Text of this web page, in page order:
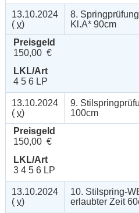
13.10.2024
( v)
8.
Kl.A* 90cm
Preisgeld
150,00 €
LKL/Art
4 5 6 LP
13.10.2024
( v)
9.
100cm
Preisgeld
150,00 €
LKL/Art
3 4 5 6 LP
13.10.2024
( v)
10. Stilspring-
erlaubter Zeit